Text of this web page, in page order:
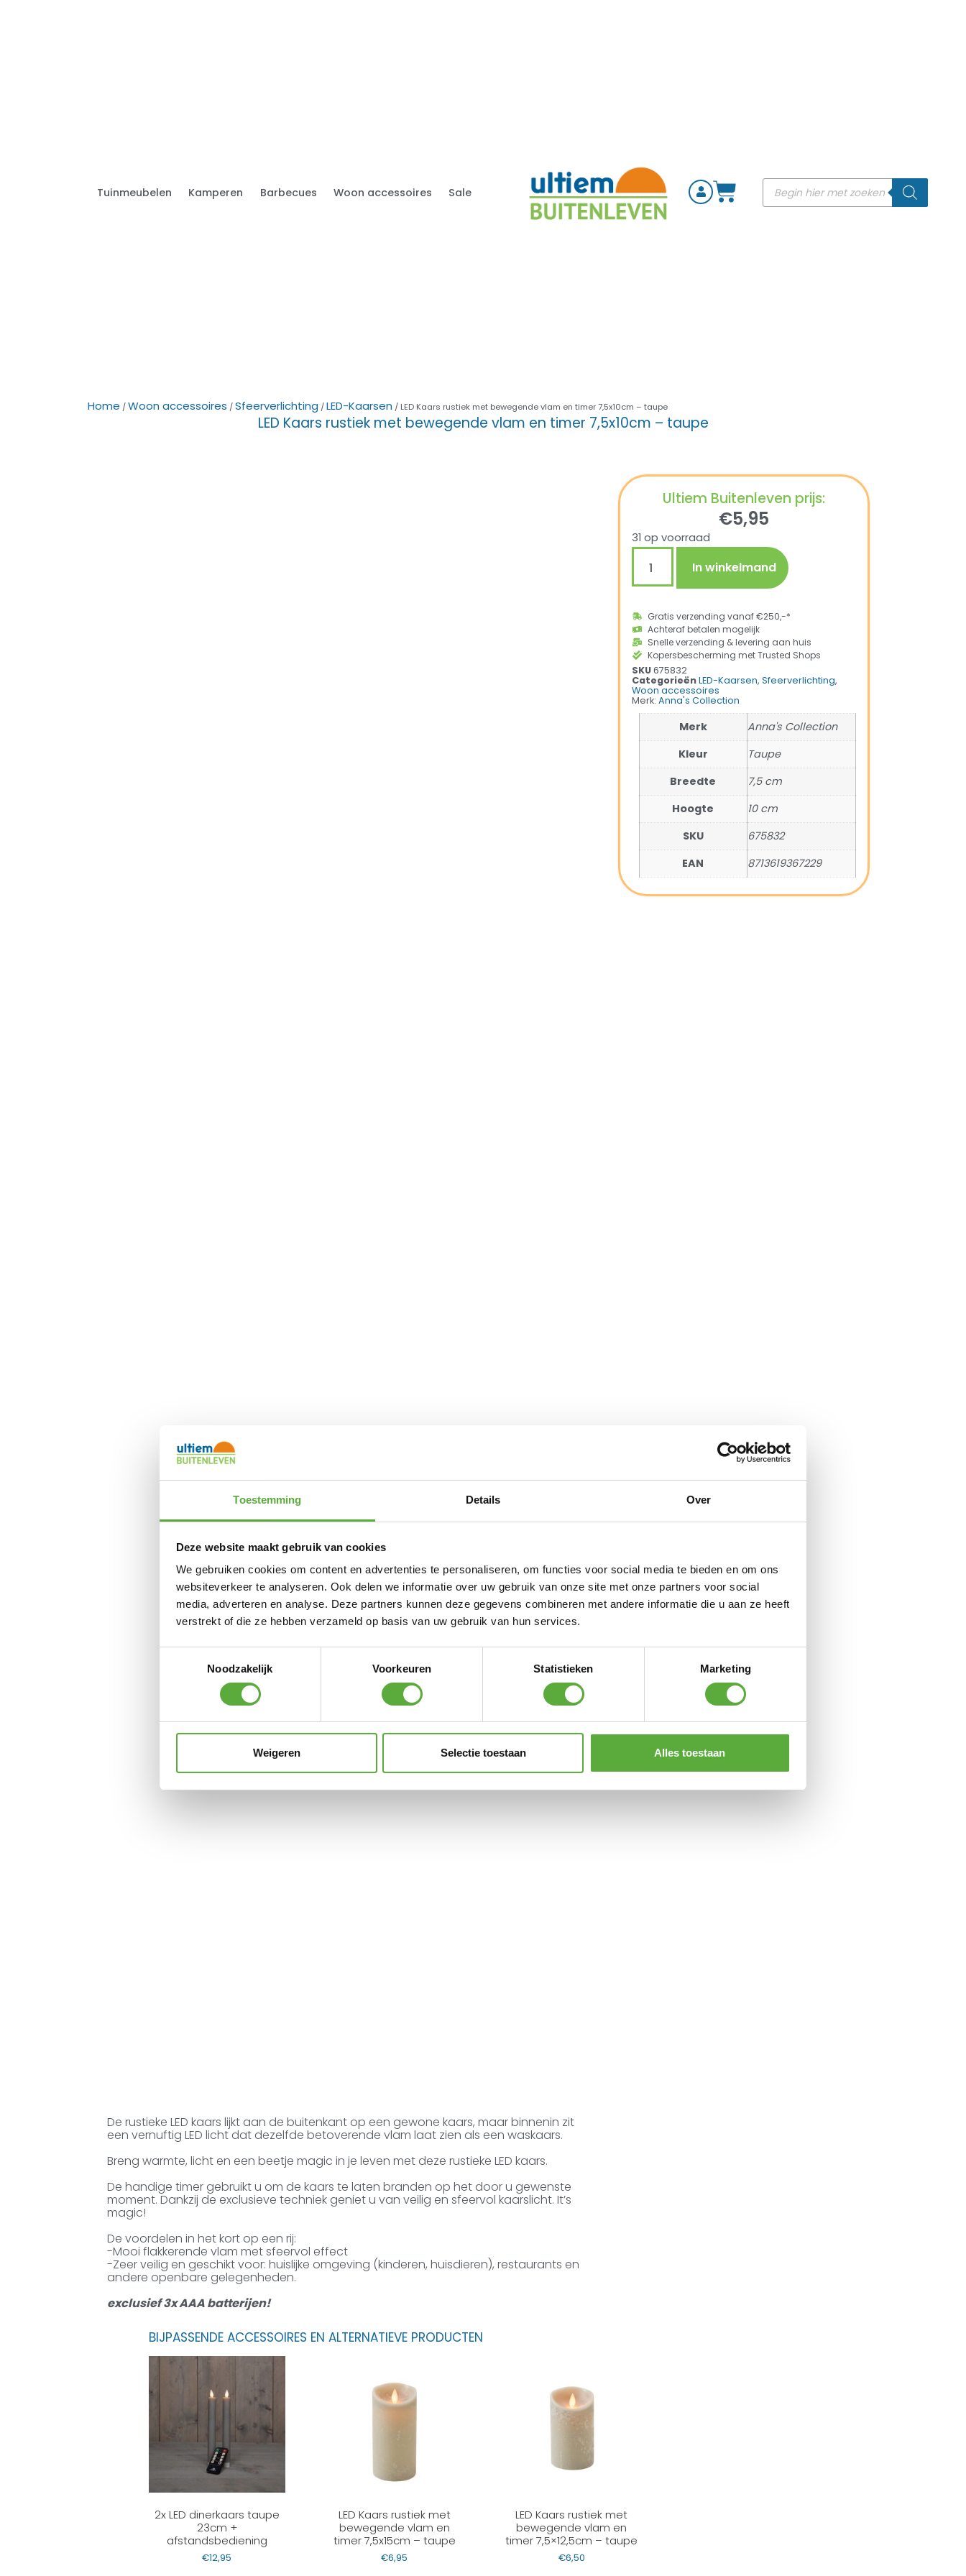
Toestemming Details Over
Deze website maakt gebruik van cookies
We gebruiken cookies om content en advertenties te personaliseren, om functies voor social media te bieden en om ons
websiteverkeer te analyseren. Ook delen we informatie over uw gebruik van onze site met onze partners voor social
media, adverteren en analyse. Deze partners kunnen deze gegevens combineren met andere informatie die u aan ze heeft
verstrekt of die ze hebben verzameld op basis van uw gebruik van hun services.
Noodzakelijk
Voorkeuren Statistieken Marketing
Weigeren Selectie toestaan Alles toestaan
Tuinmeubelen Kamperen Barbecues Woon accessoires Sale
Home /Woon accessoires /Sfeerverlichting /LED-Kaarsen / LED Kaars rustiek met bewegende vlam en timer 7,5x10cm – taupe
LED Kaars rustiek met bewegende vlam en timer 7,5x10cm – taupe
De rustieke LED kaars lijkt aan de buitenkant op een gewone kaars, maar binnenin zit
een vernuftig LED licht dat dezelfde betoverende vlam laat zien als een waskaars.
Breng warmte, licht en een beetje magic in je leven met deze rustieke LED kaars.
De handige timer gebruikt u om de kaars te laten branden op het door u gewenste
moment. Dankzij de exclusieve techniek geniet u van veilig en sfeervol kaarslicht. It’s
magic!
De voordelen in het kort op een rij:
-Mooi flakkerende vlam met sfeervol effect
-Zeer veilig en geschikt voor: huislijke omgeving (kinderen, huisdieren), restaurants en
andere openbare gelegenheden.
exclusief 3x AAA batterijen!
Ultiem Buitenleven prijs:
€5,95
31 op voorraad
In winkelmand
Gratis verzending vanaf €250,-*
Achteraf betalen mogelijk
Snelle verzending & levering aan huis
Kopersbescherming met Trusted Shops
SKU675832
CategorieënLED-Kaarsen, Sfeerverlichting,
Woon accessoires
Merk: Anna's Collection
Merk
Anna's Collection
Kleur
Taupe
Breedte
7,5 cm
Hoogte
10 cm
SKU
675832
EAN
8713619367229
BIJPASSENDE ACCESSOIRES EN ALTERNATIEVE PRODUCTEN
2x LED dinerkaars taupe
23cm +
afstandsbediening
€12,95
LED Kaars rustiek met
bewegende vlam en
timer 7,5x15cm – taupe
€6,95
LED Kaars rustiek met
bewegende vlam en
timer 7,5×12,5cm – taupe
€6,50